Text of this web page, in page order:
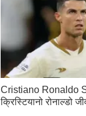
Cristiano Ronaldo
क्रिस्टियानो रोनाल्डो